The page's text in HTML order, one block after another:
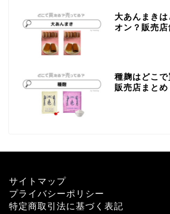
大あんまき
オン？販売店
種麹はどこで
販売店まとめ
サイトマップ
プライバシーポリシー
特定商取引法に基づく表記